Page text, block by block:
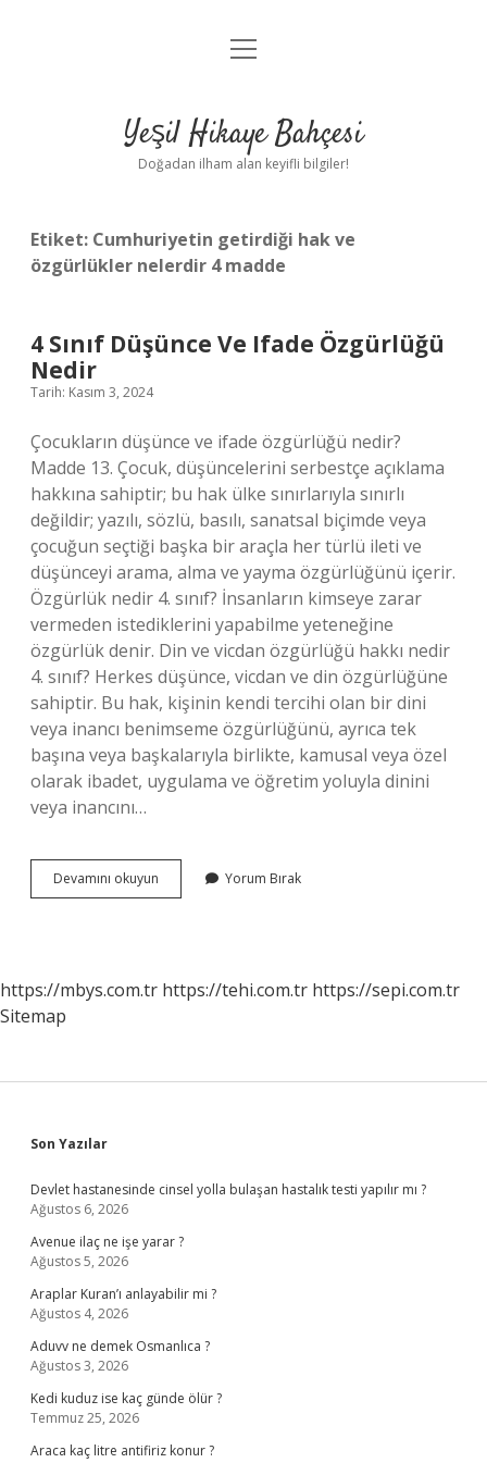
Anasayfa
Yasal Uyarı
menüyü
Yeşil Hikaye Bahçesi
Doğadan ilham alan keyifli bilgiler!
Etiket: Cumhuriyetin getirdiği hak ve
özgürlükler nelerdir 4 madde
4 Sınıf Düşünce Ve Ifade Özgürlüğü
Nedir
Tarih: Kasım 3, 2024
Çocukların düşünce ve ifade özgürlüğü nedir?
Madde 13. Çocuk, düşüncelerini serbestçe açıklama
hakkına sahiptir; bu hak ülke sınırlarıyla sınırlı
değildir; yazılı, sözlü, basılı, sanatsal biçimde veya
çocuğun seçtiği başka bir araçla her türlü ileti ve
düşünceyi arama, alma ve yayma özgürlüğünü içerir.
Özgürlük nedir 4. sınıf? İnsanların kimseye zarar
vermeden istediklerini yapabilme yeteneğine
özgürlük denir. Din ve vicdan özgürlüğü hakkı nedir
4. sınıf? Herkes düşünce, vicdan ve din özgürlüğüne
sahiptir. Bu hak, kişinin kendi tercihi olan bir dini
veya inancı benimseme özgürlüğünü, ayrıca tek
başına veya başkalarıyla birlikte, kamusal veya özel
olarak ibadet, uygulama ve öğretim yoluyla dinini
veya inancını…
Devamını okuyun
Sınıf
Nedir
Yorum Bırak
https://mbys.com.tr https://tehi.com.tr https://sepi.com.tr
Sitemap
Sidebar
Son Yazılar
Devlet hastanesinde cinsel yolla bulaşan hastalık testi yapılır mı ?
Ağustos 6, 2026
Avenue ilaç ne işe yarar ?
Ağustos 5, 2026
Araplar Kuran’ı anlayabilir mi ?
Ağustos 4, 2026
Aduvv ne demek Osmanlıca ?
Ağustos 3, 2026
Kedi kuduz ise kaç günde ölür ?
Temmuz 25, 2026
Araca kaç litre antifiriz konur ?